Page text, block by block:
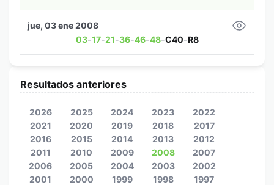
03-17-21-36-46-48-C40-R8
jue, 03 ene 2008
Resultados anteriores
2026 2025 2024 2023
2022
2021
2020 2019 2018
2017
2016
2015 2014 2013
2012
2011
2010 2009 2008
2007
2006
2005 2004 2003
2002
2001
2000 1999 1998
1997